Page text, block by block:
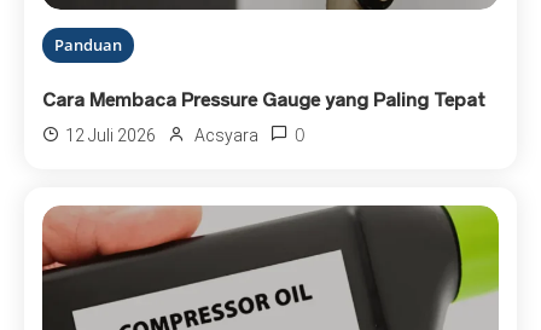
Panduan
Cara Membaca Pressure Gauge yang Paling Tepat
12 Juli 2026 Acsyara 0